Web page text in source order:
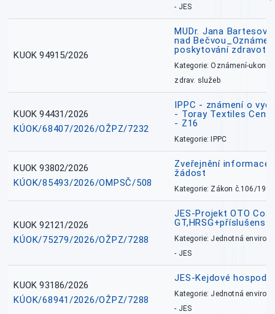
- JES
KUOK 94915/2026
MUDr. Jana
nad
poskytování
Kategorie: Oznámení-
zdrav. služeb
KUOK 94431/2026
KÚOK/68407/2026/OŽPZ/7232
IPPC - známení o
- Toray Textiles
- Z16
Kategorie: IPPC
KUOK 93802/2026
KÚOK/85493/2026/OMPSČ/508
Zveřejnění informace
žádost
Kategorie: Zákon č.106/1999
KUOK 92121/2026
KÚOK/75279/2026/OŽPZ/7288
JES-Projekt OTO
Kategorie: Jednotná
- JES
KUOK 93186/2026
KÚOK/68941/2026/OŽPZ/7288
JES-Kejdové
Kategorie: Jednotná
- JES